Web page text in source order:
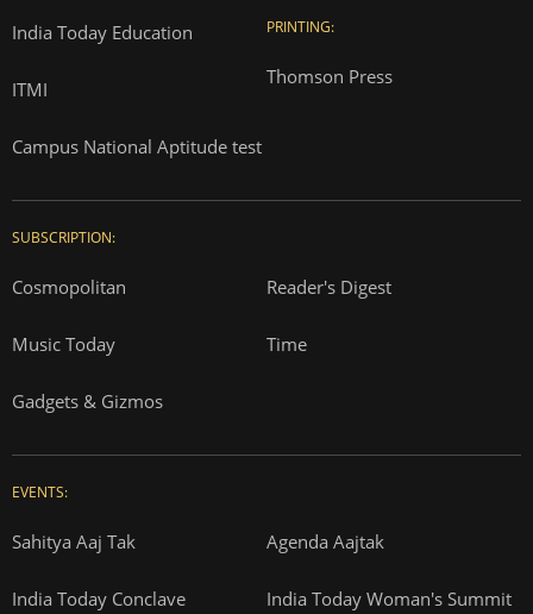
India Today Education
ITMI
Campus National Aptitude test
PRINTING:
Thomson Press
SUBSCRIPTION:
Cosmopolitan Reader's Digest
Music Today Time
Gadgets & Gizmos
EVENTS:
Sahitya Aaj Tak Agenda Aajtak
India Today Conclave India Today Woman's Summit